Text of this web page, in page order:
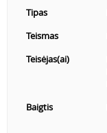
Tipas
Teismas
Teisėjas(ai)
Baigtis